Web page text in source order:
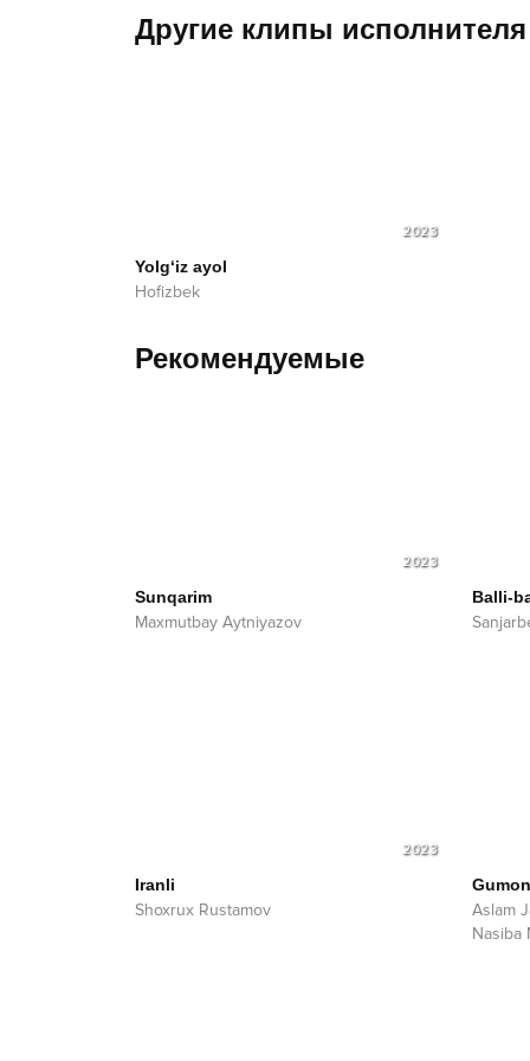
Другие клипы исполнителя
2023
Yolg‘iz ayol
Hofizbek
Рекомендуемые
2023
Sunqarim
Maxmutbay Aytniyazov
Balli-
2023
Iranli
Shoxrux Rustamov
Aslam
Nasiba